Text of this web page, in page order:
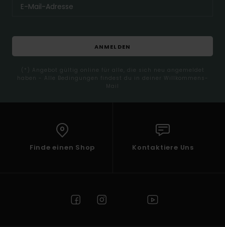
ANMELDEN
(*) Angebot gültig online für alle, die sich neu angemeldet
haben - Alle Bedingungen findest du in deiner Willkommens-
Mail
Finde einen Shop Kontaktiere Uns